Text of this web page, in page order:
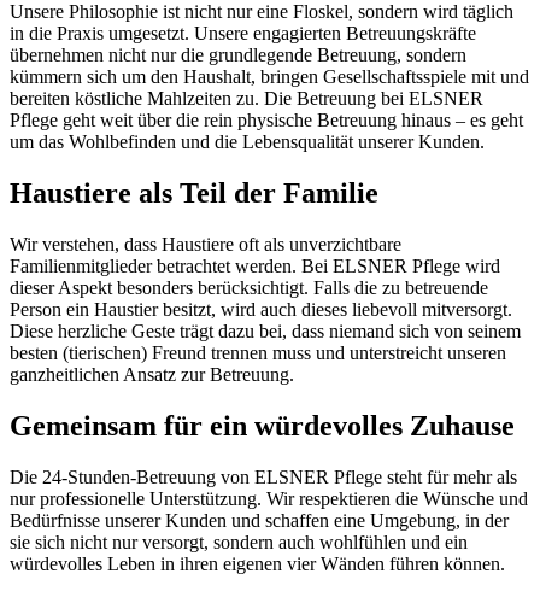
Unsere Philosophie ist nicht nur eine Floskel, sondern wird täglich
in die Praxis umgesetzt. Unsere engagierten Betreuungskräfte
übernehmen nicht nur die grundlegende Betreuung, sondern
kümmern sich um den Haushalt, bringen Gesellschaftsspiele mit und
bereiten köstliche Mahlzeiten zu. Die Betreuung bei ELSNER
Pflege geht weit über die rein physische Betreuung hinaus – es geht
um das Wohlbefinden und die Lebensqualität unserer Kunden.
Haustiere als Teil der Familie
Wir verstehen, dass Haustiere oft als unverzichtbare
Familienmitglieder betrachtet werden. Bei ELSNER Pflege wird
dieser Aspekt besonders berücksichtigt. Falls die zu betreuende
Person ein Haustier besitzt, wird auch dieses liebevoll mitversorgt.
Diese herzliche Geste trägt dazu bei, dass niemand sich von seinem
besten (tierischen) Freund trennen muss und unterstreicht unseren
ganzheitlichen Ansatz zur Betreuung.
Gemeinsam für ein würdevolles Zuhause
Die 24-Stunden-Betreuung von ELSNER Pflege steht für mehr als
nur professionelle Unterstützung. Wir respektieren die Wünsche und
Bedürfnisse unserer Kunden und schaffen eine Umgebung, in der
sie sich nicht nur versorgt, sondern auch wohlfühlen und ein
würdevolles Leben in ihren eigenen vier Wänden führen können.